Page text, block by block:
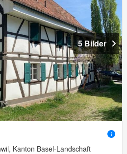
5 Bilder
Kanton Basel-Landschaft